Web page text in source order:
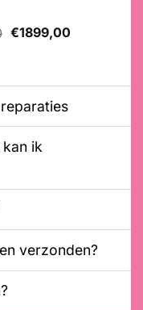
Oorspronkelijke
€1899,00Huidige
ik
verzonden?